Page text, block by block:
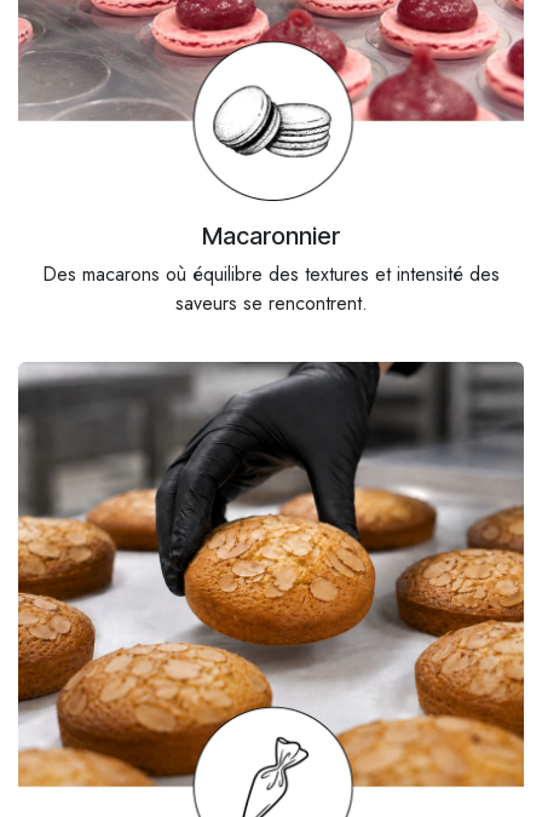
Macaronnier
Des macarons où équilibre des textures et intensité des
saveurs se rencontrent.